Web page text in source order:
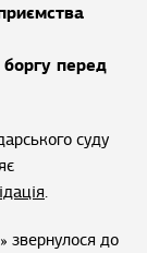
перед
суду
.
звернулося до